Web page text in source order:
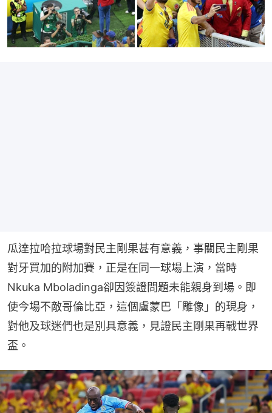
瓜達拉哈拉球場對民主剛果甚有意義，事關民主剛果
對牙買加的附加賽，正是在同一球場上演，當時
Nkuka Mboladinga卻因簽證問題未能親身到場。即
使今場不敵哥倫比亞，這個盧蒙巴「雕像」的現身，
對他及球迷們也是別具意義，見證民主剛果再戰世界
盃。